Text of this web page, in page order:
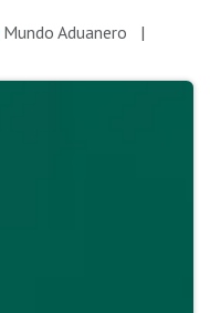
Mundo Aduanero
|